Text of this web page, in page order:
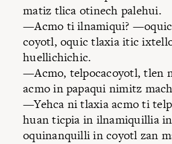
matiz tlica otinech palehui.
—Acmo ti ilnamiqui?
coyotl, oquic tlaxia itic
huellichichic.
—Acmo, telpocacoyotl, tlen
acmo in papaqui nimitz
—Yehca ni tlaxia acmo ti
huan ticpia in ilnamiquillia
oquinanquilli in coyotl zan